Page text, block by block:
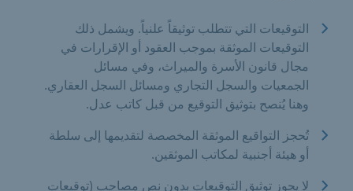
التوقيعات التي تتطلب توثيقاً علنياً. ويشمل ذلك
التوقيعات الموثقة بموجب العقود أو الإقرارات في
مجال قانون الأسرة والميراث، وفي مسائل
الجمعيات والسجل التجاري ومسائل السجل العقاري.
وهنا يُنصح بتوثيق التوقيع من قبل كاتب عدل.
تُحجز التواقيع الموثقة المخصصة لتقديمها إلى سلطة
أو هيئة أجنبية لمكاتب الموثقين.
لا يجوز توثيق التوقيعات بدون نص مصاحب (توقيعات